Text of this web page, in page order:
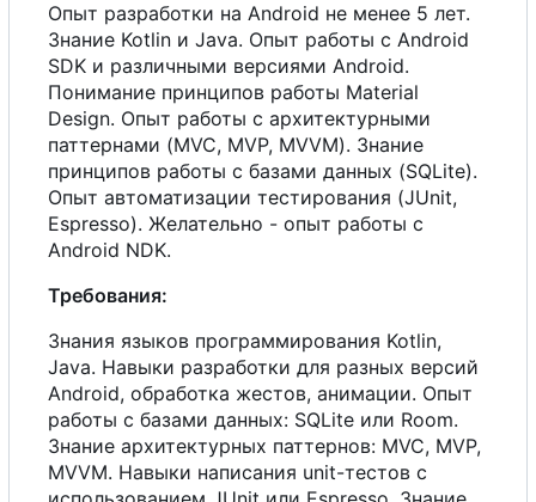
Опыт разработки на Android не менее 5 лет.
Знание Kotlin и Java. Опыт работы с Android
SDK и различными версиями Android.
Понимание принципов работы Material
Design. Опыт работы с архитектурными
паттернами (MVC, MVP, MVVM). Знание
принципов работы с базами данных (SQLite).
Опыт автоматизации тестирования (JUnit,
Espresso). Желательно - опыт работы с
Android NDK.
Требования:
Знания языков программирования Kotlin,
Java. Навыки разработки для разных версий
Android, обработка жестов, анимации. Опыт
работы с базами данных: SQLite или Room.
Знание архитектурных паттернов: MVC, MVP,
MVVM. Навыки написания unit-тестов с